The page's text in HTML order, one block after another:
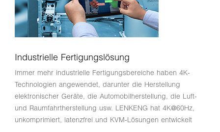
Industrielle Fertigungslösung
Immer mehr industrielle Fertigungsbereiche haben 4K-
Technologien angewendet, darunter die Herstellung
elektronischer Geräte, die Automobilherstellung, die Luft-
und Raumfahrtherstellung usw. LENKENG hat 4K@60Hz,
unkomprimiert, latenzfrei und KVM-Lösungen entwickelt